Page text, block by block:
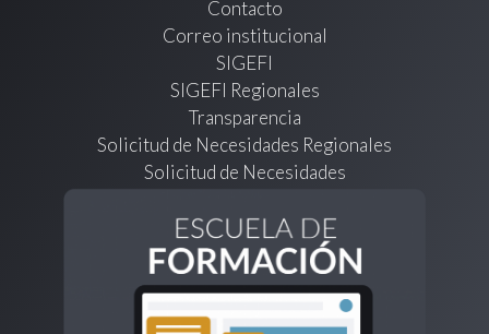
Contacto
Correo institucional
SIGEFI
SIGEFI Regionales
Transparencia
Solicitud de Necesidades Regionales
Solicitud de Necesidades